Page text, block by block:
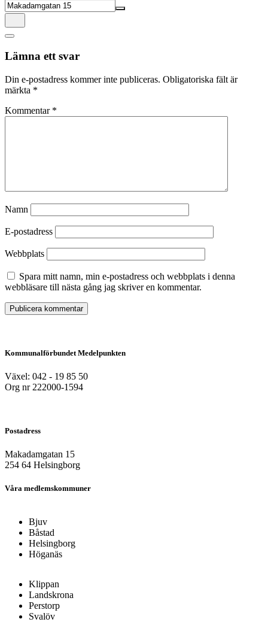
Lämna ett svar
Din e-postadress kommer inte publiceras. Obligatoriska fält är
märkta *
Kommentar *
Namn
E-postadress
Webbplats
Spara mitt namn, min e-postadress och webbplats i denna
webbläsare till nästa gång jag skriver en kommentar.
Kommunalförbundet Medelpunkten
Växel: 042 - 19 85 50
Org nr 222000-1594
Postadress
Makadamgatan 15
254 64 Helsingborg
Våra medlemskommuner
Bjuv
Båstad
Helsingborg
Höganäs
Klippan
Landskrona
Perstorp
Svalöv